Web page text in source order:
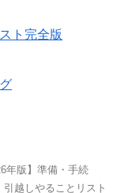
ト完全版
年版】準備・手続
引越しやることリスト